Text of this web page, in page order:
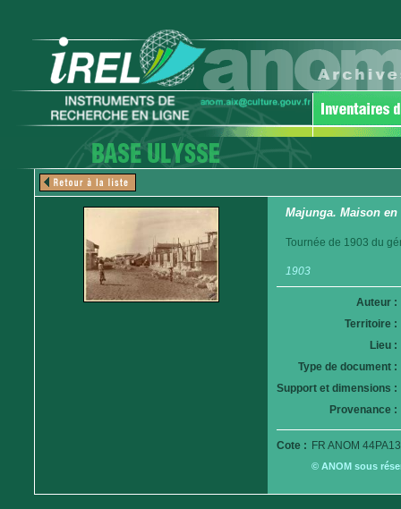
Majunga. Maison
Tournée de 1903 du
1903
Auteur :
Territoire :
Lieu :
Type de document :
Support et dimensions :
Provenance :
Cote : FR ANOM
© ANOM sous